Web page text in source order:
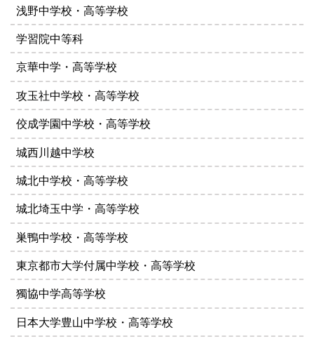
浅野中学校・高等学校
学習院中等科
京華中学・高等学校
攻玉社中学校・高等学校
佼成学園中学校・高等学校
城西川越中学校
城北中学校・高等学校
城北埼玉中学・高等学校
巣鴨中学校・高等学校
東京都市大学付属中学校・高等学校
獨協中学高等学校
日本大学豊山中学校・高等学校